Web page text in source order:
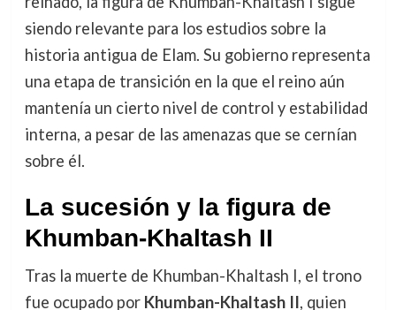
siendo relevante para los estudios sobre la
historia antigua de Elam. Su gobierno representa
una etapa de transición en la que el reino aún
mantenía un cierto nivel de control y estabilidad
interna, a pesar de las amenazas que se cernían
sobre él.
La sucesión y la figura de
Khumban-Khaltash II
Tras la muerte de Khumban-Khaltash I, el trono
fue ocupado por Khumban-Khaltash II, quien